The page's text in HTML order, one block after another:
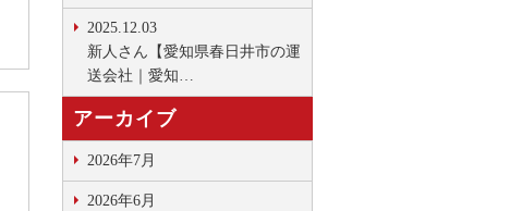
2025.12.03
新人さん【愛知県春日井市の運
送会社｜愛知…
アーカイブ
2026年7月
2026年6月